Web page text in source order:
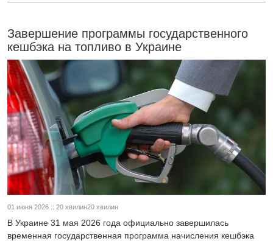
Завершение программы государственного
кешбэка на топливо в Украине
01 июня 2026 :: 20 хвилин20 хвилин
В Украине 31 мая 2026 года официально завершилась
временная государственная программа начисления кешбэка